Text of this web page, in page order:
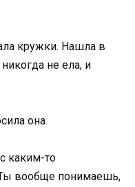
кружки. Нашла в
не ела, и
она.
каким-то
вообще понимаешь,